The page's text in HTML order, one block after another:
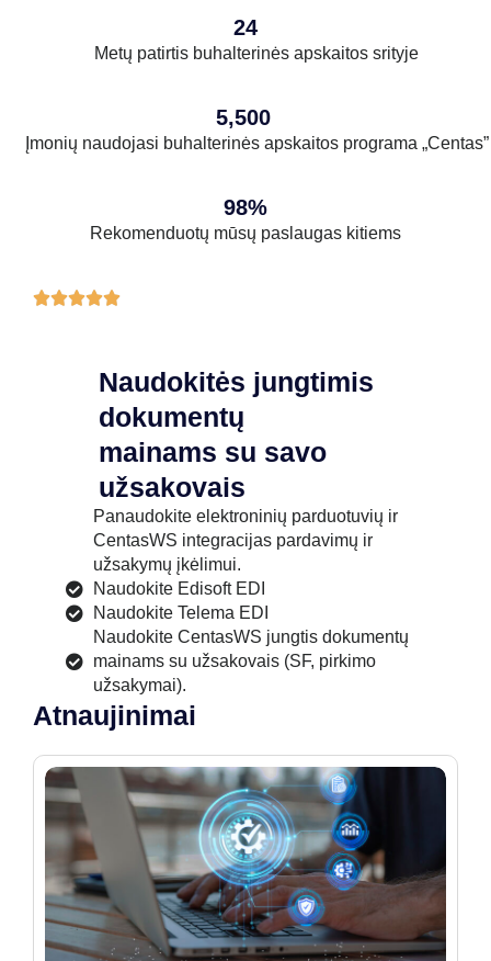
24
Metų patirtis buhalterinės apskaitos srityje
5,500
Įmonių naudojasi buhalterinės apskaitos programa „Centas”
98%
Rekomenduotų mūsų paslaugas kitiems

Naudokitės jungtimis
dokumentų
mainams su savo
užsakovais
Panaudokite elektroninių parduotuvių ir
CentasWS integracijas pardavimų ir
užsakymų įkėlimui.
Naudokite Edisoft EDI
Naudokite Telema EDI
Naudokite CentasWS jungtis dokumentų
mainams su užsakovais (SF, pirkimo
užsakymai).
Atnaujinimai